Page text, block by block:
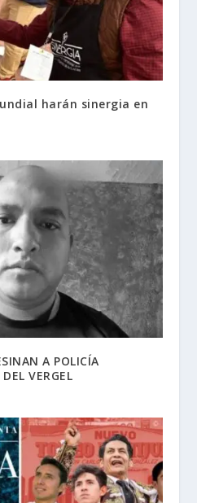
harán sinergia en
A POLICÍA
VERGEL